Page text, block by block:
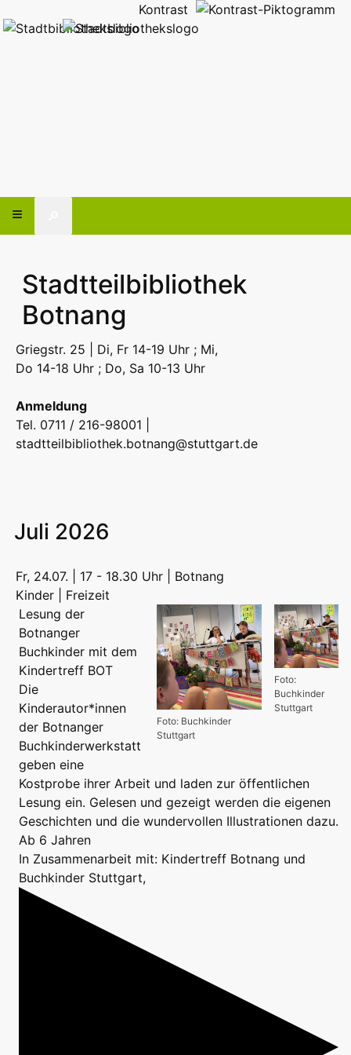
Kontrast
Stadtteilbibliothek
Botnang
Griegstr. 25 | Di, Fr 14-19 Uhr ; Mi,
Do 14-18 Uhr ; Do, Sa 10-13 Uhr
Anmeldung
Tel. 0711 / 216-98001 |
stadtteilbibliothek.botnang@stuttgart.de
Juli 2026
Fr, 24.07. | 17 - 18.30 Uhr | Botnang
Kinder | Freizeit
Foto:
Buchkinder
Stuttgart
Foto: Buchkinder
Stuttgart
Lesung der
Botnanger
Buchkinder mit dem
Kindertreff BOT
Die
Kinderautor*innen
der Botnanger
Buchkinderwerkstatt
geben eine
Kostprobe ihrer Arbeit und laden zur öffentlichen
Lesung ein. Gelesen und gezeigt werden die eigenen
Geschichten und die wundervollen Illustrationen dazu.
Ab 6 Jahren
In Zusammenarbeit mit: Kindertreff Botnang und
Buchkinder Stuttgart,